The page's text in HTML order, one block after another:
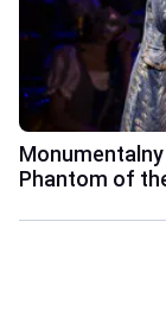
Phantom of